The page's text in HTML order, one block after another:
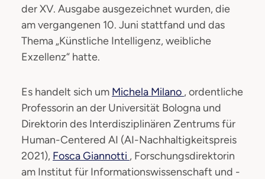
der XV. Ausgabe ausgezeichnet wurden, die
am vergangenen 10. Juni stattfand und das
Thema „Künstliche Intelligenz, weibliche
Exzellenz“ hatte.
Es handelt sich um Michela Milano , ordentliche
Professorin an der Universität Bologna und
Direktorin des Interdisziplinären Zentrums für
Human-Centered AI (AI-Nachhaltigkeitspreis
2021), Fosca Giannotti , Forschungsdirektorin
am Institut für Informationswissenschaft und -